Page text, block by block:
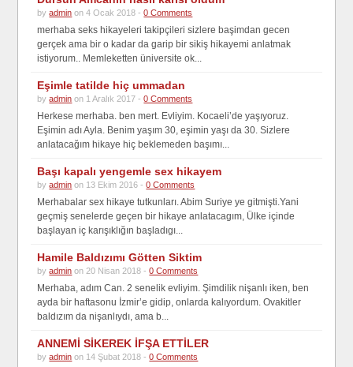
byadmin on 4 Ocak 2018 -0 Comments
merhaba seks hikayeleri takipçileri sizlere başimdan gecen
gerçek ama bir o kadar da garip bir sikiş hikayemi anlatmak
istiyorum.. Memleketten üniversite ok...
Eşimle tatilde hiç ummadan
byadmin on 1 Aralık 2017 -0 Comments
Herkese merhaba. ben mert. Evliyim. Kocaeli’de yaşıyoruz.
Eşimin adı Ayla. Benim yaşım 30, eşimin yaşı da 30. Sizlere
anlatacağım hikaye hiç beklemeden başımı...
Başı kapalı yengemle sex hikayem
byadmin on 13 Ekim 2016 -0 Comments
Merhabalar sex hikaye tutkunları. Abim Suriye ye gitmişti.Yani
geçmiş senelerde geçen bir hikaye anlatacagım, Ülke içinde
başlayan iç karışıklığın başladıgı...
Hamile Baldızımı Götten Siktim
byadmin on 20 Nisan 2018 -0 Comments
Merhaba, adım Can. 2 senelik evliyim. Şimdilik nişanlı iken, ben
ayda bir haftasonu İzmir’e gidip, onlarda kalıyordum. Ovakitler
baldızım da nişanlıydı, ama b...
ANNEMİ SİKEREK İFŞA ETTİLER
byadmin on 14 Şubat 2018 -0 Comments